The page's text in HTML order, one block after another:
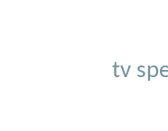
tv